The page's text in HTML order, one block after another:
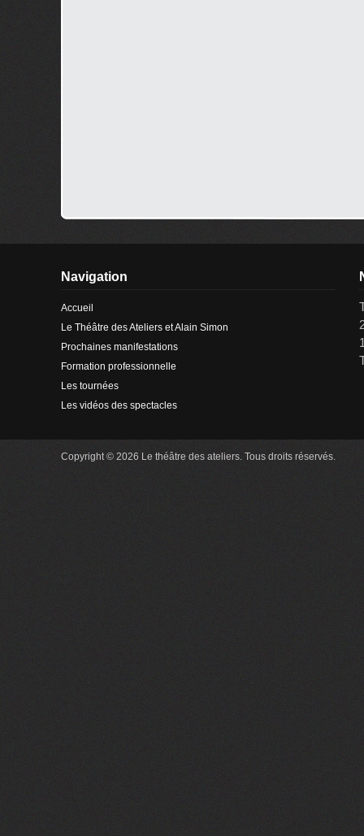
Navigation
Accueil
Le Théâtre des Ateliers et Alain Simon
Prochaines manifestations
Formation professionnelle
Les tournées
Les vidéos des spectacles
Copyright © 2026 Le théâtre des ateliers. Tous droits réservés.